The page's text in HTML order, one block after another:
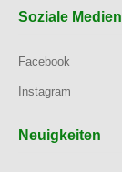
Soziale Medien
Facebook
Instagram
Neuigkeiten